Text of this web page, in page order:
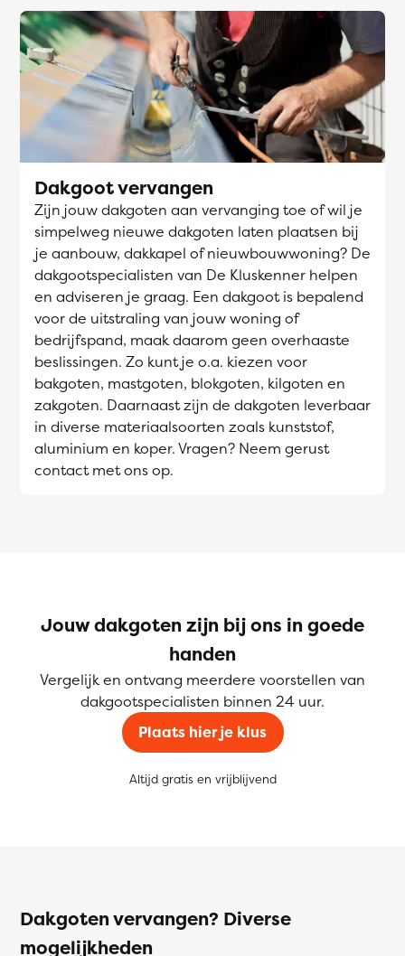
Dakgoot vervangen
Zijn jouw dakgoten aan vervanging toe of wil je
simpelweg nieuwe dakgoten laten plaatsen bij
je aanbouw, dakkapel of nieuwbouwwoning? De
dakgootspecialisten van De Kluskenner helpen
en adviseren je graag. Een dakgoot is bepalend
voor de uitstraling van jouw woning of
bedrijfspand, maak daarom geen overhaaste
beslissingen. Zo kunt je o.a. kiezen voor
bakgoten, mastgoten, blokgoten, kilgoten en
zakgoten. Daarnaast zijn de dakgoten leverbaar
in diverse materiaalsoorten zoals kunststof,
aluminium en koper. Vragen? Neem gerust
contact met ons op.
Jouw dakgoten zijn bij ons in goede
handen
Vergelijk en ontvang meerdere voorstellen van
dakgootspecialisten binnen 24 uur.
Plaats hier je klus
Altijd gratis en vrijblijvend
Dakgoten vervangen? Diverse
mogelijkheden